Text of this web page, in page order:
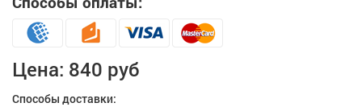
Цена: 840 руб
Способы доставки: